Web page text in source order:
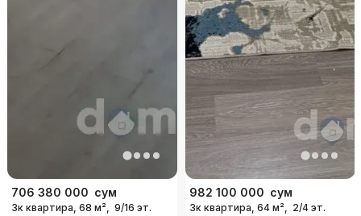
706 380 000 сум
3к квартира, 68 м², 9/16 эт.
982 100 000 сум
3к квартира, 64 м², 2/4 эт.